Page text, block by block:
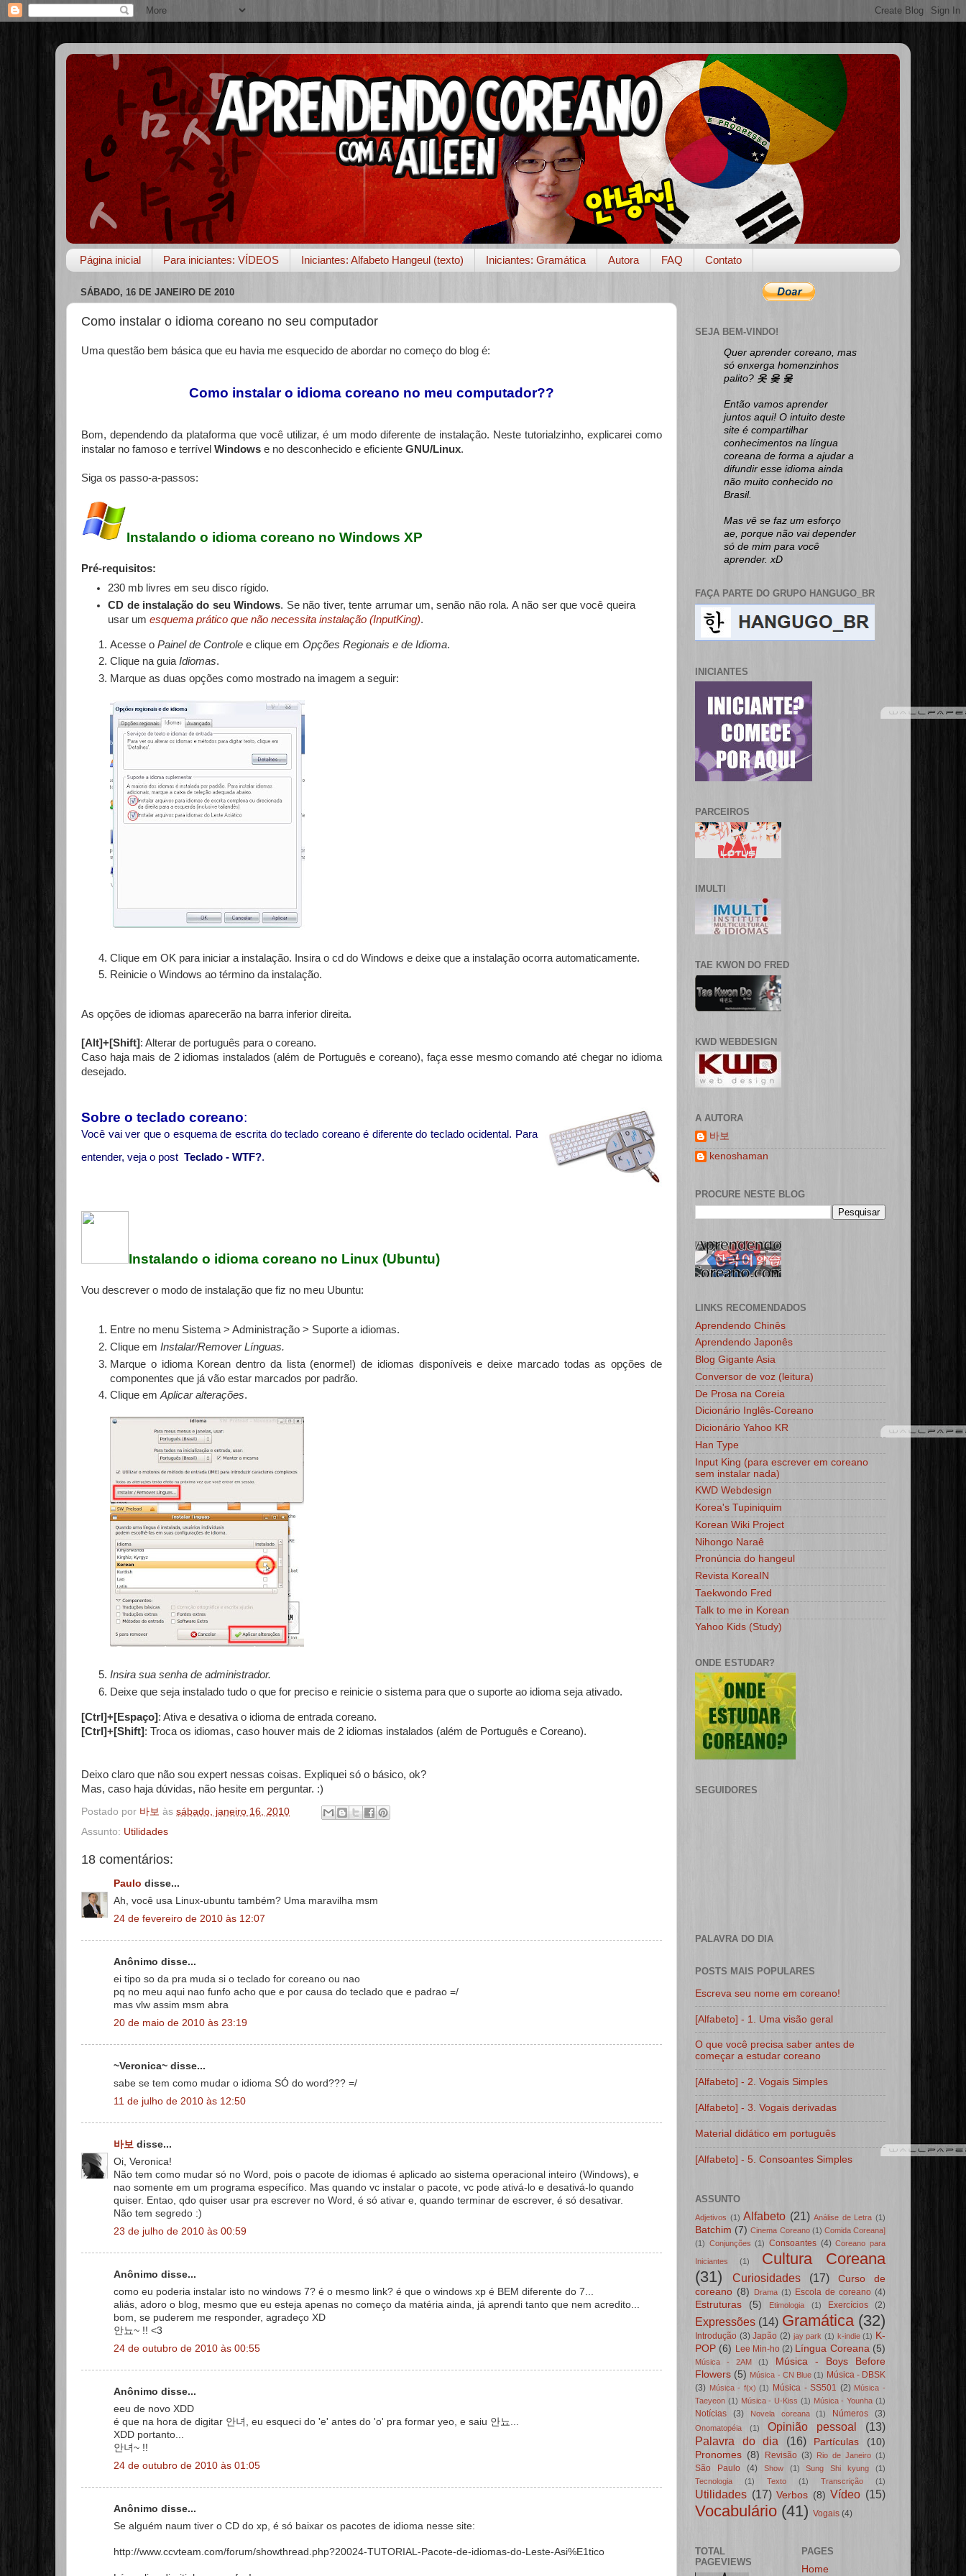
Página inicial Para iniciantes: VÍDEOS Iniciantes: Alfabeto Hangeul (texto) Iniciantes: Gramática Autora FAQ Contato
SÁBADO, 16 DE JANEIRO DE 2010
Como instalar o idioma coreano no seu computador
Uma questão bem básica que eu havia me esquecido de abordar no começo do blog é:
Como instalar o idioma coreano no meu computador??
Bom, dependendo da plataforma que você utilizar, é um modo diferente de instalação. Neste tutorialzinho, explicarei como
instalar no famoso e terrível Windows e no desconhecido e eficiente GNU/Linux.
Siga os passo-a-passos:
Instalando o idioma coreano no Windows XP
Pré-requisitos:
230 mb livres em seu disco rígido.
CD de instalação do seu Windows. Se não tiver, tente arrumar um, senão não rola. A não ser que você queira
usar umesquema prático que não necessita instalação (InputKing).
Acesse o Painel de Controle e clique em Opções Regionais e de Idioma.
Clique na guiaIdiomas.
Marque as duas opções como mostrado na imagem a seguir:
Clique em OK para iniciar a instalação. Insira o cd do Windows e deixe que a instalação ocorra automaticamente.
Reinicie o Windows ao término da instalação.
As opções de idiomas aparecerão na barra inferior direita.
[Alt]+[Shift]: Alterar de português para o coreano.
Caso haja mais de 2 idiomas instalados (além de Português e coreano), faça esse mesmo comando até chegar no idioma
desejado.
Sobre o teclado coreano:
Você vai ver que o esquema de escrita do teclado coreano é diferente do teclado ocidental. Para
entender, veja o post Teclado - WTF?.
Instalando o idioma coreano no Linux (Ubuntu)
Vou descrever o modo de instalação que fiz no meu Ubuntu:
Entre no menu Sistema > Administração > Suporte a idiomas.
Clique em Instalar/Remover Línguas.
Marque o idioma Korean dentro da lista (enorme!) de idiomas disponíveis e deixe marcado todas as opções de
componentes que já vão estar marcados por padrão.
Clique emAplicar alterações.
Insira sua senha de administrador.
Deixe que seja instalado tudo o que for preciso e reinicie o sistema para que o suporte ao idioma seja ativado.
[Ctrl]+[Espaço]: Ativa e desativa o idioma de entrada coreano.
[Ctrl]+[Shift]: Troca os idiomas, caso houver mais de 2 idiomas instalados (além de Português e Coreano).
Deixo claro que não sou expert nessas coisas. Expliquei só o básico, ok?
Mas, caso haja dúvidas, não hesite em perguntar. :)
Postado por 바보 às sábado, janeiro 16, 2010
Assunto: Utilidades
18 comentários:
Paulo disse...
Ah, você usa Linux-ubuntu também? Uma maravilha msm
24 de fevereiro de 2010 às 12:07
Anônimo disse...
ei tipo so da pra muda si o teclado for coreano ou nao
pq no meu aqui nao funfo acho que e por causa do teclado que e padrao =/
mas vlw assim msm abra
20 de maio de 2010 às 23:19
~Veronica~ disse...
sabe se tem como mudar o idioma SÓ do word??? =/
11 de julho de 2010 às 12:50
바보 disse...
Oi, Veronica!
Não tem como mudar só no Word, pois o pacote de idiomas é aplicado ao sistema operacional inteiro (Windows), e
nao somente em um programa específico. Mas quando vc instalar o pacote, vc pode ativá-lo e desativá-lo quando
quiser. Entao, qdo quiser usar pra escrever no Word, é só ativar e, quando terminar de escrever, é só desativar.
Não tem segredo :)
23 de julho de 2010 às 00:59
Anônimo disse...
como eu poderia instalar isto no windows 7? é o mesmo link? é que o windows xp é BEM diferente do 7...
aliás, adoro o blog, mesmo que eu esteja apenas no começo da matéria ainda, já aprendi tanto que nem acredito...
bom, se puderem me responder, agradeço XD
안뇨~ !! <3
24 de outubro de 2010 às 00:55
Anônimo disse...
eeu de novo XDD
é que na hora de digitar 안녀, eu esqueci do 'e' antes do 'o' pra formar yeo, e saiu 안뇨...
XDD portanto...
안녀~ !!
24 de outubro de 2010 às 01:05
Anônimo disse...
Se alguém naum tiver o CD do xp, é só baixar os pacotes de idioma nesse site:
http://www.ccvteam.com/forum/showthread.php?20024-TUTORIAL-Pacote-de-idiomas-do-Leste-Asi%E1tico
SEJA BEM-VINDO!
Quer aprender coreano, mas
só enxerga homenzinhos
palito? 옷 옺 웆
Então vamos aprender
juntos aqui! O intuito deste
site é compartilhar
conhecimentos na língua
coreana de forma a ajudar a
difundir esse idioma ainda
não muito conhecido no
Brasil.
Mas vê se faz um esforço
ae, porque não vai depender
só de mim para você
aprender. xD
FAÇA PARTE DO GRUPO HANGUGO_BR
INICIANTES
PARCEIROS
IMULTI
TAE KWON DO FRED
KWD WEBDESIGN
A AUTORA
바보
kenoshaman
PROCURE NESTE BLOG
LINKS RECOMENDADOS
Aprendendo Chinês
Aprendendo Japonês
Blog Gigante Asia
Conversor de voz (leitura)
De Prosa na Coreia
Dicionário Inglês-Coreano
Dicionário Yahoo KR
Han Type
Input King (para escrever em coreano
sem instalar nada)
KWD Webdesign
Korea's Tupiniquim
Korean Wiki Project
Nihongo Naraê
Pronúncia do hangeul
Revista KoreaIN
Taekwondo Fred
Talk to me in Korean
Yahoo Kids (Study)
ONDE ESTUDAR?
SEGUIDORES
PALAVRA DO DIA
POSTS MAIS POPULARES
Escreva seu nome em coreano!
[Alfabeto] - 1. Uma visão geral
O que você precisa saber antes de
começar a estudar coreano
[Alfabeto] - 2. Vogais Simples
[Alfabeto] - 3. Vogais derivadas
Material didático em português
[Alfabeto] - 5. Consoantes Simples
ASSUNTO
Adjetivos (1) Alfabeto (21) Análise de Letra (1)
Batchim (7) Cinema Coreano (1) Comida Coreana]
(1) Conjunções (1) Consoantes (4) Coreano para
Iniciantes (1)
Cultura Coreana
(31)
Curiosidades (17)
Curso de
coreano (8) Drama (1) Escola de coreano (4)
Estruturas (5) Etimologia (1) Exercícios (2)
Expressões (14) Gramática (32)
Introdução (3) Japão (2) jay park (1) k-indie (1) K-
POP (6) Lee Min-ho (2) Língua Coreana (5)
Música - 2AM (1)
Música - Boys Before
Flowers (5) Música - CN Blue (1) Música - DBSK
(3) Música - f(x) (1) Música - SS501 (2) Música -
Taeyeon (1) Música - U-Kiss (1) Música - Younha (1)
Notícias (3) Novela coreana (1) Números (3)
Onomatopéia (1) Opinião pessoal
(13)
Palavra do dia
(16) Partículas
(10)
Pronomes (8) Revisão (3) Rio de Janeiro (1)
São Paulo (4) Show (1) Sung Shi kyung
(1)
Tecnologia
(1) Texto (1) Transcrição (1)
Utilidades (17) Verbos (8) Vídeo (15)
Vocabulário (41) Vogais (4)
TOTAL
PAGEVIEWS
PAGES
Home